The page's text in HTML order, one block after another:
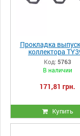
Прокладка
коллектора
Код: 5763
В наличии
171,81 грн.
Купить